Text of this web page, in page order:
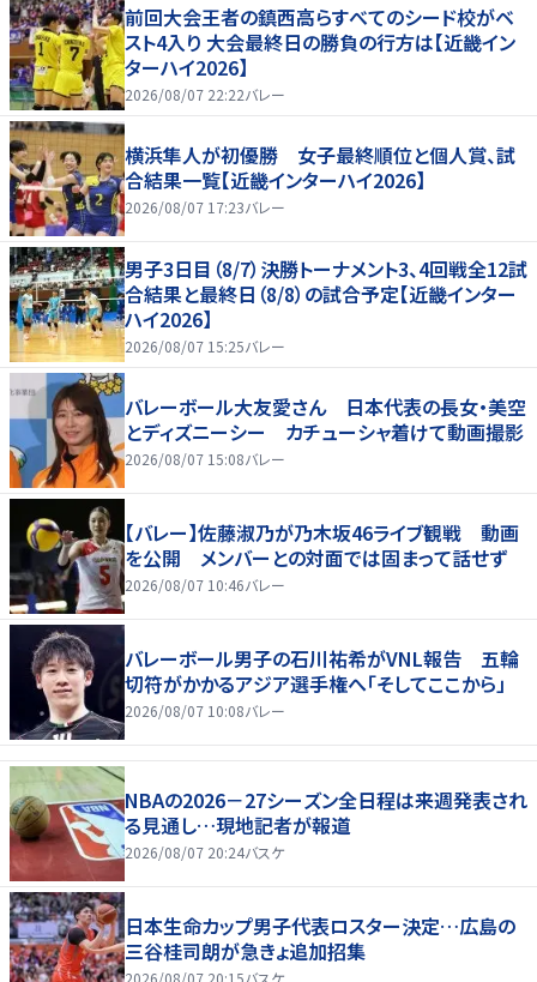
前回大会王者の鎮西高らすべてのシード校がベ
スト4入り 大会最終日の勝負の行方は【近畿イン
ターハイ2026】
2026/08/07 22:22バレー
横浜隼人が初優勝 女子最終順位と個人賞、試
合結果一覧【近畿インターハイ2026】
2026/08/07 17:23バレー
男子3日目（8/7）決勝トーナメント3、4回戦全12試
合結果と最終日（8/8）の試合予定【近畿インター
ハイ2026】
2026/08/07 15:25バレー
バレーボール大友愛さん 日本代表の長女・美空
とディズニーシー カチューシャ着けて動画撮影
2026/08/07 15:08バレー
【バレー】佐藤淑乃が乃木坂46ライブ観戦 動画
を公開 メンバーとの対面では固まって話せず
2026/08/07 10:46バレー
バレーボール男子の石川祐希がVNL報告 五輪
切符がかかるアジア選手権へ「そしてここから」
2026/08/07 10:08バレー
NBAの2026－27シーズン全日程は来週発表され
る見通し…現地記者が報道
2026/08/07 20:24バスケ
日本生命カップ男子代表ロスター決定…広島の
三谷桂司朗が急きょ追加招集
2026/08/07 20:15バスケ